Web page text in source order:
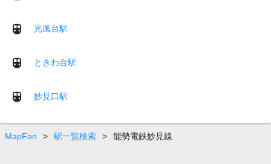
光風台駅
ときわ台駅
妙見口駅
MapFan > 駅一覧検索 > 能勢電鉄妙見線